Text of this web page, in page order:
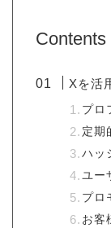
Contents
Xを活
プロ
定期
ハッ
ユー
プロ
お客